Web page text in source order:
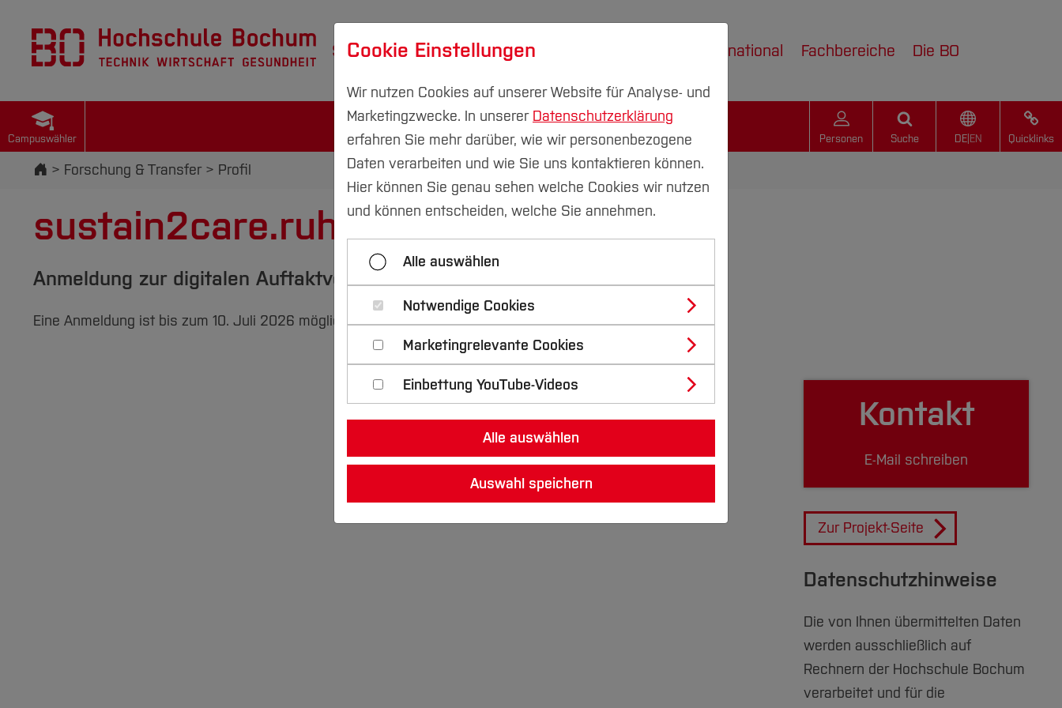
Studium Forschung & Transfer International Fachbereiche Die BO
Campuswähler Personen Suche DE| EN Quicklinks
Startseite
Forschung & Transfer Profil
sustain2care.ruhr
Anmeldung zur digitalen Auftaktveranstaltung
Eine Anmeldung ist bis zum 10. Juli 2026 möglich.
Kontakt
E-Mail schreiben
Zur Projekt-Seite
Datenschutzhinweise
Die von Ihnen übermittelten Daten
werden ausschließlich auf
Rechnern der Hochschule Bochum
verarbeitet und für die
Cookie Einstellungen
Wir nutzen Cookies auf unserer Website für Analyse- und
Marketingzwecke. In unserer Datenschutzerklärung
erfahren Sie mehr darüber, wie wir personenbezogene
Daten verarbeiten und wie Sie uns kontaktieren können.
Hier können Sie genau sehen welche Cookies wir nutzen
und können entscheiden, welche Sie annehmen.
Alle auswählen
Notwendige Cookies
Marketingrelevante Cookies
Einbettung YouTube-Videos
Alle auswählen
Auswahl speichern